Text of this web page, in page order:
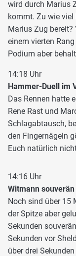
wird durch Marius
kommt. Zu wie viel
Marius Zug
einem vierten
Podium aber
14:18 Uhr
Hammer-Duell im
Das Rennen hatte
Rene Rast und
Schlagabtausch,
den Fingernägeln
Euch natürlich
14:16 Uhr
Witmann
Noch sind über 15
der Spitze aber
Sekunden
Sekunden vor
über drei